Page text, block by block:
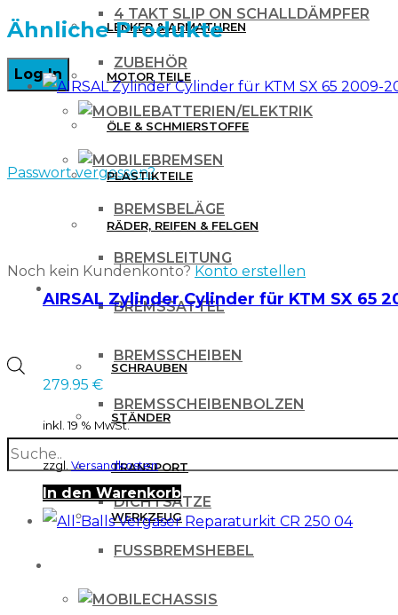
4 TAKT SLIP ON SCHALLDÄMPFER
ZUBEHÖR
BATTERIEN/ELEKTRIK
BREMSEN
BREMSBELÄGE
BREMSLEITUNG
BREMSSATTEL
BREMSSCHEIBEN
BREMSSCHEIBENBOLZEN
DICHTSÄTZE
FUSSBREMSHEBEL
CHASSIS
Passwort vergessen?
Noch kein Kundenkonto? Konto erstellen
Products
search
LENKER & ARMATUREN
MOTOR TEILE
ÖLE & SCHMIERSTOFFE
PLASTIKTEILE
RÄDER, REIFEN & FELGEN
WERKZEUG & ZUBEHÖR
SCHRAUBEN
STÄNDER
TRANSPORT
WERKZEUG
KTM
13-
14-
weiss/schwarz
Ähnliche Produkte
AIRSAL Zylinder Cylinder für KTM SX 65
279.95 €
inkl. 19 % MwSt.
zzgl. Versandkosten
In den Warenkorb